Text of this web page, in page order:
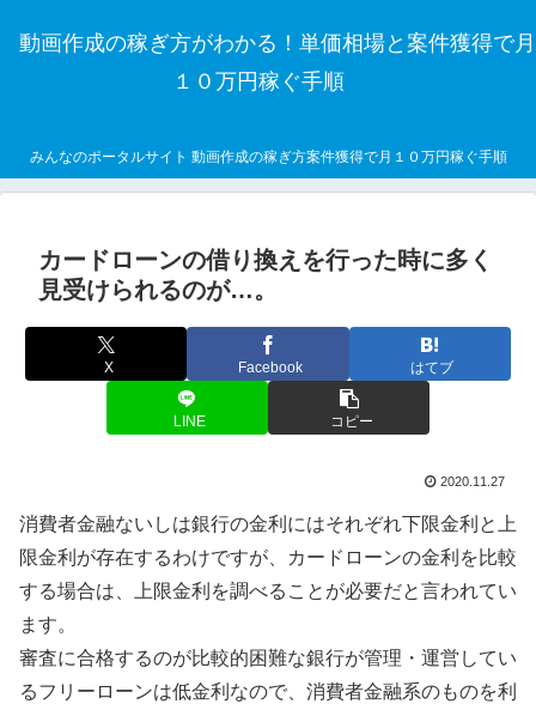
動画作成の稼ぎ方がわかる！単価相場と案件獲得で月
１０万円稼ぐ手順
みんなのポータルサイト 動画作成の稼ぎ方案件獲得で月１０万円稼ぐ手順
カードローンの借り換えを行った時に多く
見受けられるのが…。
X Facebook はてブ
LINE コピー
2020.11.27
消費者金融ないしは銀行の金利にはそれぞれ下限金利と上
限金利が存在するわけですが、カードローンの金利を比較
する場合は、上限金利を調べることが必要だと言われてい
ます。
審査に合格するのが比較的困難な銀行が管理・運営してい
るフリーローンは低金利なので、消費者金融系のものを利